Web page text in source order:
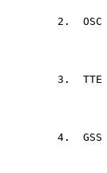
2. OSC
3. TTE
4. GSS